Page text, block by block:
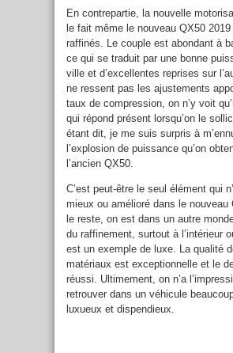
En contrepartie, la nouvelle
le fait même le nouveau QX50
raffinés. Le couple est abondant à
ce qui se traduit par une bonne
ville et d’excellentes reprises sur
ne ressent pas les ajustements
taux de compression, on n’y voit
qui répond présent lorsqu’on le
étant dit, je me suis surpris à
l’explosion de puissance qu’on
l’ancien QX50.
C’est peut-être le seul élément qui
mieux ou amélioré dans le nouveau
le reste, on est dans un autre
du raffinement, surtout à l’intérieur
est un exemple de luxe. La qualité
matériaux est exceptionnelle et le
réussi. Ultimement, on n’a
retrouver dans un véhicule
luxueux et dispendieux.